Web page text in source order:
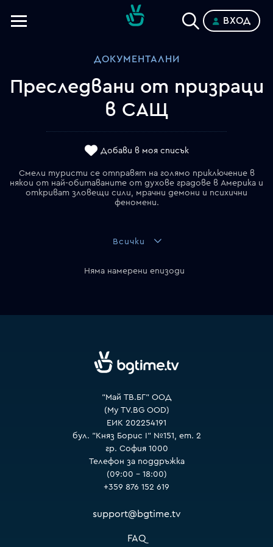
VOYO
ВХОД
ДОКУМЕНТАЛНИ
Преследвани от призраци
в САЩ
Добави в моя списък
Смели туристи се отправят на голямо приключение в
някои от най-обитаваните от духове градове в Америка и
откриват зловещи сили, мрачни демони и психични
феномени.
Всички
Няма намерени епизоди
"Май ТВ.БГ" ООД
(My TV.BG OOD)
ЕИК 202254191
бул. "Княз Борис I" №151, ет. 2
гр. София 1000
Телефон за поддръжка
(09:00 – 18:00)
+359 876 152 619
support@bgtime.tv
FAQ